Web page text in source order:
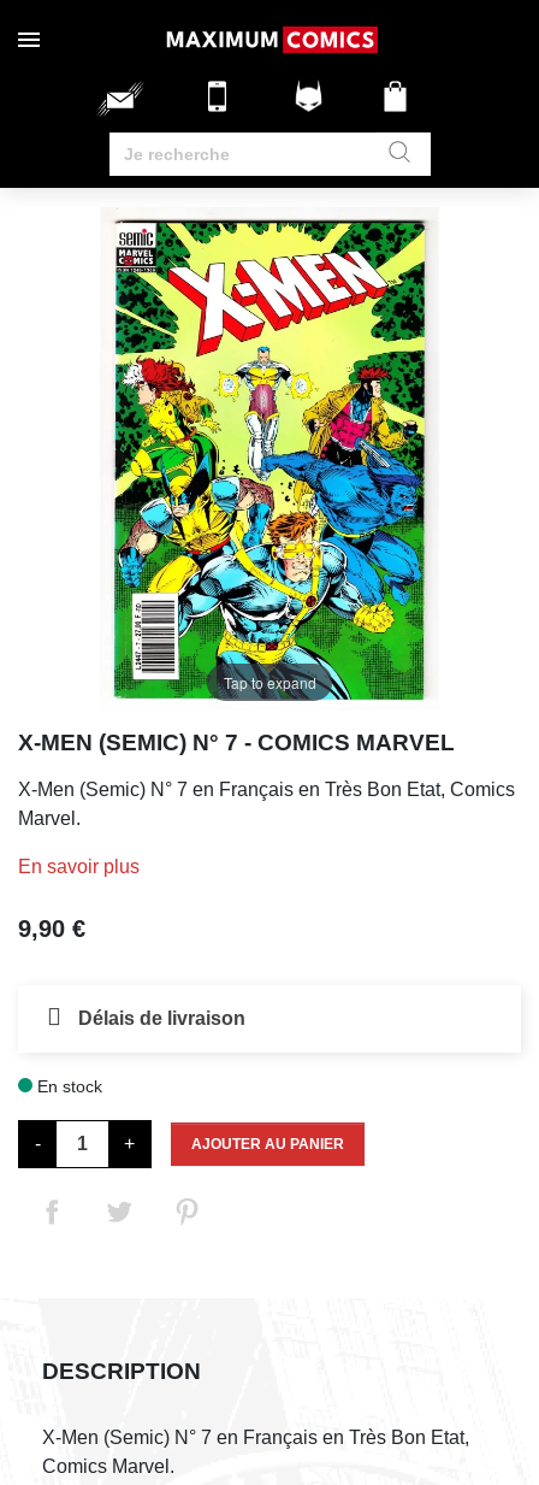
Tap to expand
X-MEN (SEMIC) N° 7 - COMICS MARVEL
X-Men (Semic) N° 7 en Français en Très Bon Etat, Comics
Marvel.
En savoir plus
9,90 €
Délais de livraison
En stock
- + AJOUTER AU PANIER
DESCRIPTION
X-Men (Semic) N° 7 en Français en Très Bon Etat,
Comics Marvel.